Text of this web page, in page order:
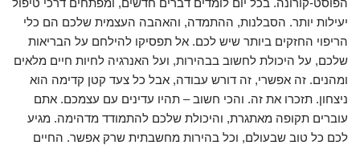
הפוסט-קורונה. בכל יום לומדים דברים חדשים, ומפתחים דרכי טיפול
יעילות יותר. הסבלנות, ההתמדה, והאהבה העצמית שלכם הם כלי
הריפוי החזקים ביותר שיש לכם. אל תפסיקו להילחם על הבריאות
שלכם, על היכולת לחשוב בבהירות, ועל האנרגיה לחיות חיים מלאים
ומהנים. זה אפשרי, זה דורש עבודה, אבל כל צעד קטן קדימה הוא
ניצחון. תזכרו את זה. והכי חשוב – תהיו עדינים עם עצמכם. אתם
עוברים תקופה מאתגרת, והיכולת שלכם להתמודד מדהימה. מגיע
לכם כל טוב שבעולם, וכל בהירות מחשבתית שרק אפשר. החיים